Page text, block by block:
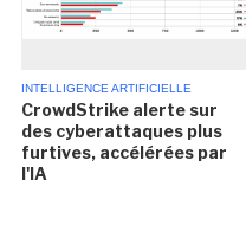
INTELLIGENCE ARTIFICIELLE
CrowdStrike alerte sur
des cyberattaques plus
furtives, accélérées par
l'IA